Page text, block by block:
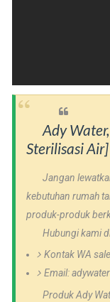
Ady
Sterilisasi Air]
Jangan
kebutuhan rumah
produk-produk
Hubungi kami
Kontak WA
Email:
Produk Ady